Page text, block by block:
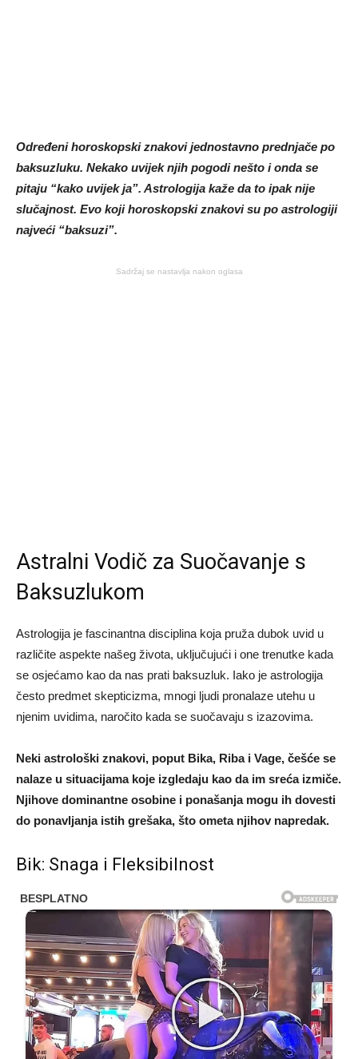
Određeni horoskopski znakovi jednostavno prednjače po
baksuzluku. Nekako uvijek njih pogodi nešto i onda se
pitaju “kako uvijek ja”. Astrologija kaže da to ipak nije
slučajnost. Evo koji horoskopski znakovi su po astrologiji
najveći “baksuzi”.
Sadržaj se nastavlja nakon oglasa
Astralni Vodič za Suočavanje s
Baksuzlukom
Astrologija je fascinantna disciplina koja pruža dubok uvid u
različite aspekte našeg života, uključujući i one trenutke kada
se osjećamo kao da nas prati baksuzluk. Iako je astrologija
često predmet skepticizma, mnogi ljudi pronalaze utehu u
njenim uvidima, naročito kada se suočavaju s izazovima.
Neki astrološki znakovi, poput Bika, Riba i Vage, češće se
nalaze u situacijama koje izgledaju kao da im sreća izmiče.
Njihove dominantne osobine i ponašanja mogu ih dovesti
do ponavljanja istih grešaka, što ometa njihov napredak.
Bik: Snaga i Fleksibilnost